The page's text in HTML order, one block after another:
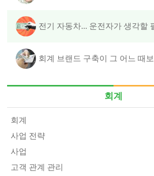
전기 자동차... 운전자가 생각할
회계 브랜드 구축이 그 어느 때
회계
회계
사업 전략
사업
고객 관계 관리